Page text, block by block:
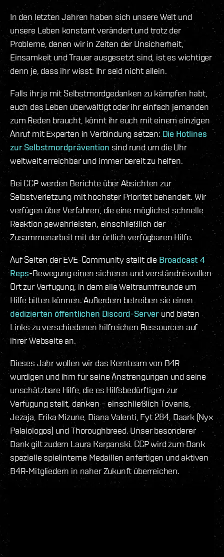
In den letzten Jahren haben sich unsere Welt und
unsere Leben konstant verändert und trotz der
Probleme, denen wir in Zeiten der Unsicherheit,
Einsamkeit und Trauer ausgesetzt sind, ist es wichtiger
denn je, dass ihr wisst: Ihr seid nicht allein.
Falls ihr je mit Selbstmordgedanken zu kämpfen habt,
euch das Leben überwältigt oder ihr einfach jemanden
zum Reden braucht, könnt ihr euch mit einem einzigen
Anruf mit Experten in Verbindung setzen:Die Hotlines
zur Selbstmordprävention sind rund um die Uhr
weltweit erreichbar und immer bereit zu helfen.
Bei CCP werden Berichte über Absichten zur
Selbstverletzung mit höchster Priorität behandelt. Wir
verfügen über Verfahren, die eine möglichst schnelle
Reaktion gewährleisten, einschließlich der
Zusammenarbeit mit der örtlich verfügbaren Hilfe.
Auf Seiten der EVE-Community stellt die Broadcast 4
Reps-Bewegung einen sicheren und verständnisvollen
Ort zur Verfügung, in dem alle Weltraumfreunde um
Hilfe bitten können. Außerdem betreiben sie einen
dedizierten öffentlichen Discord-Serverund bieten
Links zu verschiedenen hilfreichen Ressourcen auf
ihrer Webseite an.
Dieses Jahr wollen wir das Kernteam von B4R
würdigen und ihm für seine Anstrengungen und seine
unschätzbare Hilfe, die es Hilfsbedürftigen zur
Verfügung stellt, danken – einschließlich Tovanis,
Jezaja, Erika Mizune, Diana Valenti, Fyt 284, Daark (Nyx
Palaiologos) und Thoroughbreed. Unser besonderer
Dank gilt zudem Laura Karpanski. CCP wird zum Dank
spezielle spielinterne Medaillen anfertigen und aktiven
B4R-Mitgliedern in naher Zukunft überreichen.